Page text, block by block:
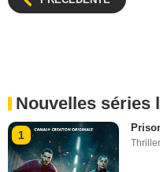
Nouvelles séries
1
Thriller